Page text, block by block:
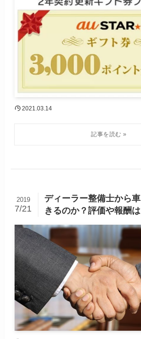
2021.03.14
ディーラー整備士から
きるのか？評価や報酬は
2019
7/21